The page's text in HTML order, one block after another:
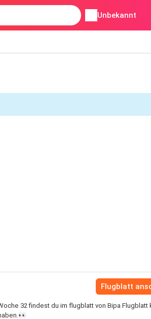
Unbekannt
Flugblatt
32 findest du im flugblatt von Bipa Flugblatt